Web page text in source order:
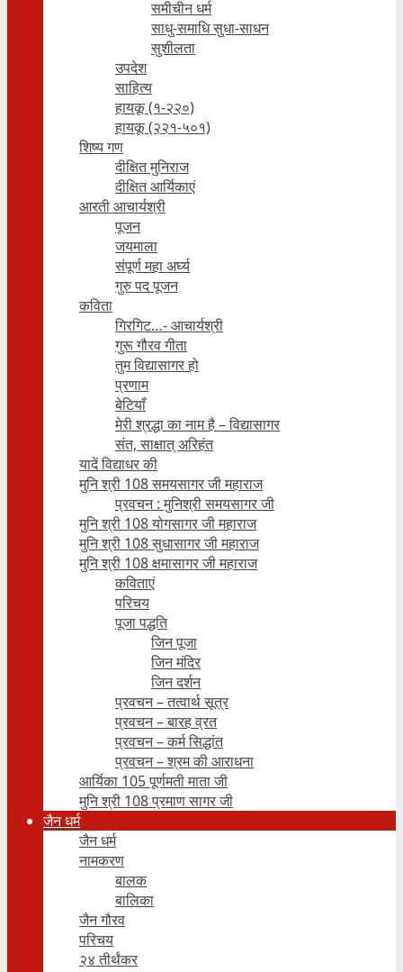
समीचीन धर्म
साधु-समाधि सुधा-साधन
सुशीलता
उपदेश
साहित्य
हायकू (१‍-२२०)
हायकू (२२१-५०१)
शिष्य गण
दीक्षित मुनिराज
दीक्षित आर्यिकाएं
आरती आचार्यश्री
पूजन
जयमाला
संपूर्ण महा अर्घ्य
गुरु पद पूजन
कविता
गिरगिट…- आचार्यश्री
गुरू गौरव गीता
तुम विद्यासागर हो
प्रणाम
बेटियाँ
मेरी श्रद्धा का नाम है – विद्यासागर
संत, साक्षात् अरिहंत
यादें विद्याधर की
मुनि श्री 108 समयसागर जी महाराज
प्रवचन : मुनिश्री समयसागर जी
मुनि श्री 108 योगसागर जी महाराज
मुनि श्री 108 सुधासागर जी महाराज
मुनि श्री 108 क्षमासागर जी महाराज
कविताएं
परिचय
पूजा पद्धति
जिन पूजा
जिन मंदिर
जिन दर्शन
प्रवचन – तत्वार्थ सूत्र
प्रवचन – बारह व्रत
प्रवचन – कर्म सिद्धांत
प्रवचन – श्रम की आराधना
आर्यिका 105 पूर्णमती माता जी
मुनि श्री 108 प्रमाण सागर जी
जैन धर्म
जैन धर्म
नामकरण
बालक
बालिका
जैन गौरव
परिचय
२४ तीर्थंकर